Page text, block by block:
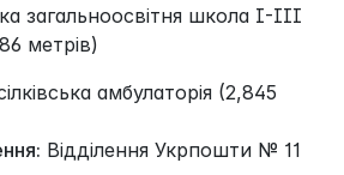
загальноосвітня школа I-III
метрів)
амбулаторія (2,845
Відділення Укрпошти № 11